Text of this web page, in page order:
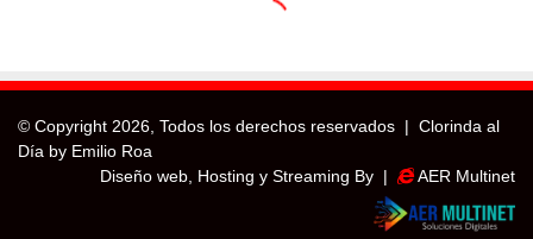
© Copyright 2026, Todos los derechos reservados | Clorinda al
Día by Emilio Roa
Diseño web, Hosting y Streaming By |
AER Multinet